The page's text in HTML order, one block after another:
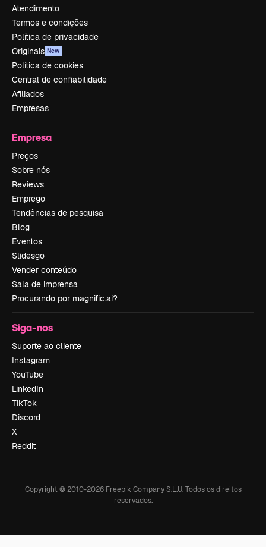
Atendimento
Termos e condições
Política de privacidade
Originais New
Política de cookies
Central de confiabilidade
Afiliados
Empresas
Empresa
Preços
Sobre nós
Reviews
Emprego
Tendências de pesquisa
Blog
Eventos
Slidesgo
Vender conteúdo
Sala de imprensa
Procurando por magnific.ai?
Siga-nos
Suporte ao cliente
Instagram
YouTube
LinkedIn
TikTok
Discord
X
Reddit
Copyright © 2010-2026Freepik Company S.L.U. Todos os direitos
reservados.